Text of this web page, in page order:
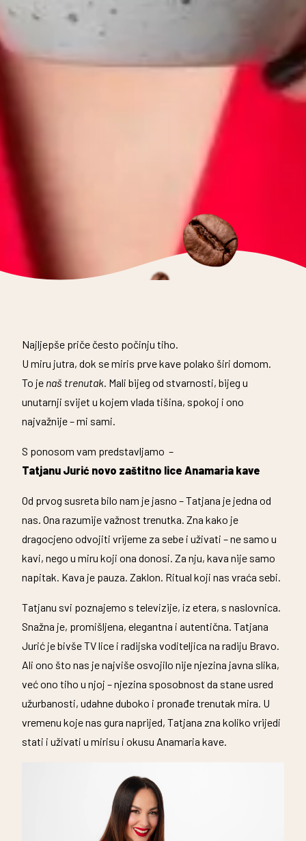
Najljepše priče često počinju tiho.
U miru jutra, dok se miris prve kave polako širi domom.
To je naš trenutak. Mali bijeg od stvarnosti, bijeg u
unutarnji svijet u kojem vlada tišina, spokoj i ono
najvažnije – mi sami.
S ponosom vam predstavljamo –
Tatjanu Jurić novo zaštitno lice Anamaria kave
Od prvog susreta bilo nam je jasno – Tatjana je jedna od
nas. Ona razumije važnost trenutka. Zna kako je
dragocjeno odvojiti vrijeme za sebe i uživati – ne samo u
kavi, nego u miru koji ona donosi. Za nju, kava nije samo
napitak. Kava je pauza. Zaklon. Ritual koji nas vraća sebi.
Tatjanu svi poznajemo s televizije, iz etera, s naslovnica.
Snažna je, promišljena, elegantna i autentična. Tatjana
Jurić je bivše TV lice i radijska voditeljica na radiju Bravo.
Ali ono što nas je najviše osvojilo nije njezina javna slika,
već ono tiho u njoj – njezina sposobnost da stane usred
užurbanosti, udahne duboko i pronađe trenutak mira. U
vremenu koje nas gura naprijed, Tatjana zna koliko vrijedi
stati i uživati u mirisu i okusu Anamaria kave.